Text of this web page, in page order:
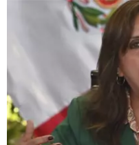
Ante alza de costo